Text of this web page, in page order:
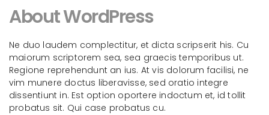
About WordPress
Ne duo laudem complectitur, et dicta scripserit his. Cu
maiorum scriptorem sea, sea graecis temporibus ut.
Regione reprehendunt an ius. At vis dolorum facilisi, ne
vim munere doctus liberavisse, sed oratio integre
dissentiunt in. Est option oportere indoctum et, id tollit
probatus sit. Qui case probatus cu.